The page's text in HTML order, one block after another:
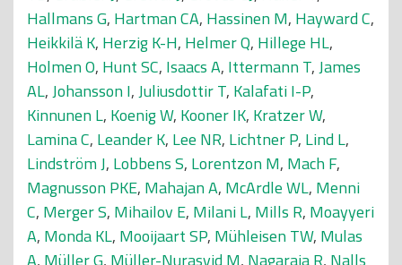
Hallmans G, Hartman CA, Hassinen M, Hayward C,
Heikkilä K, Herzig K-H, Helmer Q, Hillege HL,
Holmen O, Hunt SC, Isaacs A, Ittermann T,James
AL,Johansson I,Juliusdottir T, Kalafati I-P,
Kinnunen L, Koenig W, Kooner IK, Kratzer W,
Lamina C, Leander K, Lee NR, Lichtner P, Lind L,
Lindström J, Lobbens S, Lorentzon M, Mach F,
Magnusson PKE, Mahajan A, McArdle WL, Menni
C, Merger S, Mihailov E, Milani L, Mills R, Moayyeri
A, Monda KL, Mooijaart SP, Mühleisen TW, Mulas
A, Müller G, Müller-Nurasyid M, Nagaraja R, Nalls